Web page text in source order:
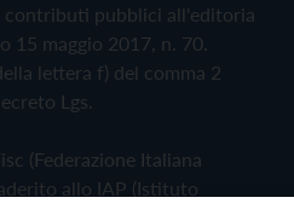
contributi pubblici all'editoria
15 maggio 2017, n. 70.
lettera f) del comma 2
Lgs.
(Federazione Italiana
allo IAP (Istituto